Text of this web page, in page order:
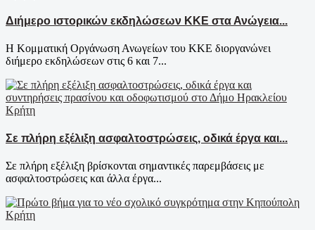
Διήμερο ιστορικών εκδηλώσεων ΚΚΕ στα Ανώγεια...
Η Κομματική Οργάνωση Ανωγείων του ΚΚΕ διοργανώνει
διήμερο εκδηλώσεων στις 6 και 7...
Κρήτη
Σε πλήρη εξέλιξη ασφαλτοστρώσεις, οδικά έργα και...
Σε πλήρη εξέλιξη βρίσκονται σημαντικές παρεμβάσεις με
ασφαλτοστρώσεις και άλλα έργα...
Κρήτη